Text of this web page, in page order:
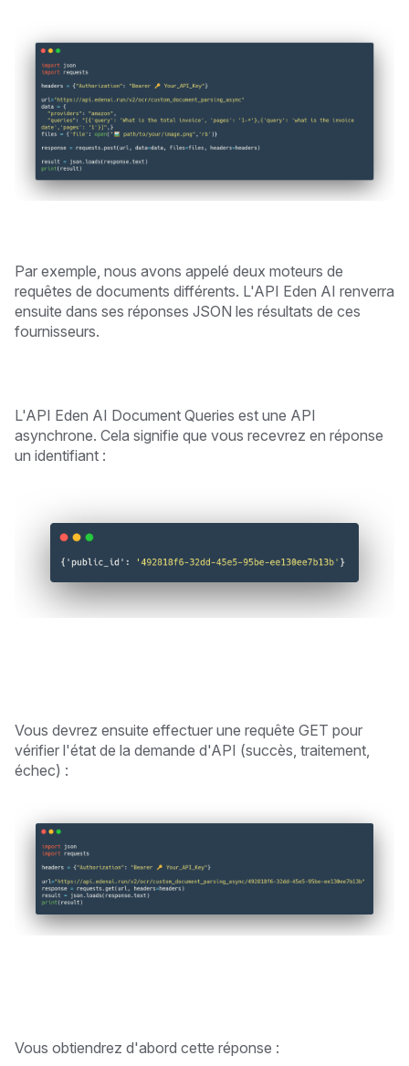
Par exemple, nous avons appelé deux moteurs de
requêtes de documents différents. L'API Eden AI renverra
ensuite dans ses réponses JSON les résultats de ces
fournisseurs.
L'API Eden AI Document Queries est une API
asynchrone. Cela signifie que vous recevrez en réponse
un identifiant :
Vous devrez ensuite effectuer une requête GET pour
vérifier l'état de la demande d'API (succès, traitement,
échec) :
Vous obtiendrez d'abord cette réponse :